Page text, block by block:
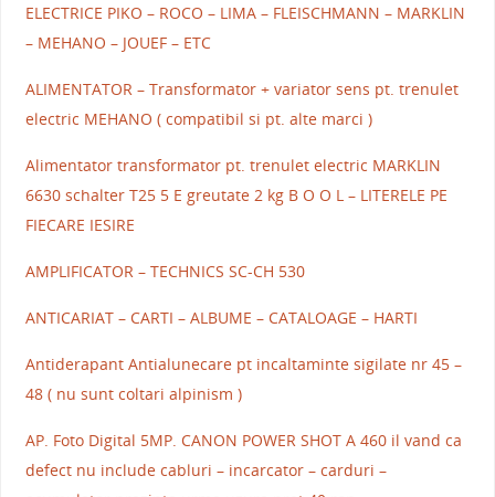
ELECTRICE PIKO – ROCO – LIMA – FLEISCHMANN – MARKLIN
– MEHANO – JOUEF – ETC
ALIMENTATOR – Transformator + variator sens pt. trenulet
electric MEHANO ( compatibil si pt. alte marci )
Alimentator transformator pt. trenulet electric MARKLIN
6630 schalter T25 5 E greutate 2 kg B O O L – LITERELE PE
FIECARE IESIRE
AMPLIFICATOR – TECHNICS SC-CH 530
ANTICARIAT – CARTI – ALBUME – CATALOAGE – HARTI
Antiderapant Antialunecare pt incaltaminte sigilate nr 45 –
48 ( nu sunt coltari alpinism )
AP. Foto Digital 5MP. CANON POWER SHOT A 460 il vand ca
defect nu include cabluri – incarcator – carduri –